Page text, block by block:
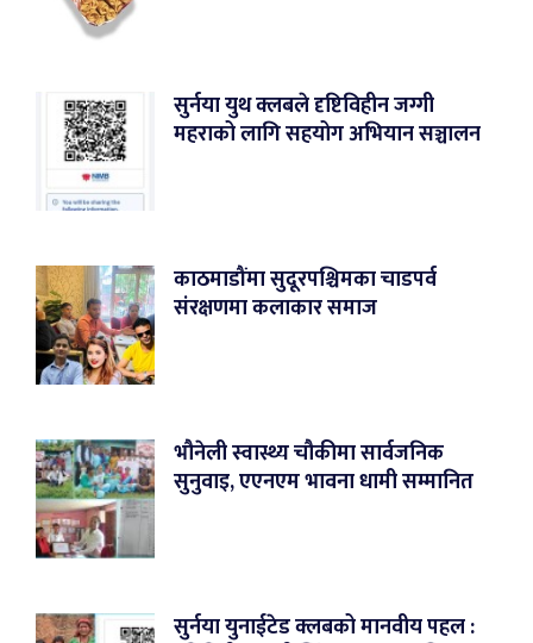
सुर्नया युथ क्लबले दृष्टिविहीन जग्गी
महराको लागि सहयोग अभियान सञ्चालन
काठमाडौंमा सुदूरपश्चिमका चाडपर्व
संरक्षणमा कलाकार समाज
भौनेली स्वास्थ्य चौकीमा सार्वजनिक
सुनुवाइ, एएनएम भावना धामी सम्मानित
सुर्नया युनाईटेड क्लबको मानवीय पहल :